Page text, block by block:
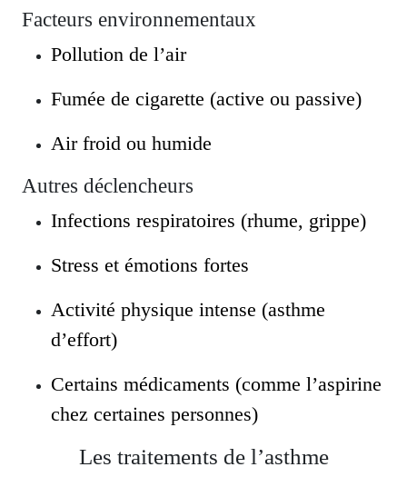
Facteurs environnementaux
Pollution de l’air
Fumée de cigarette (active ou passive)
Air froid ou humide
Autres déclencheurs
Infections respiratoires (rhume, grippe)
Stress et émotions fortes
Activité physique intense (asthme
d’effort)
Certains médicaments (comme l’aspirine
chez certaines personnes)
Les traitements de l’asthme